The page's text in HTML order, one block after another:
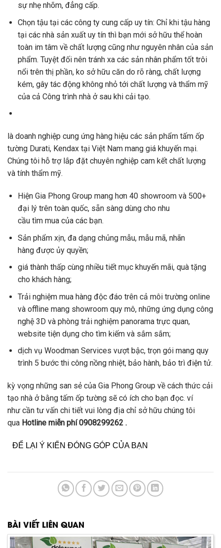
sự nhẹ nhõm, đẳng cấp.
Chọn tậutại các công ty cung cấp uy tín: Chỉ khi tậuhàng
tại các nhà sản xuấtuy tín thì bạn mới sở hữuthể hoàn
toàn imtâm về chất lượng cũng như nguyên nhâncủa sản
phẩm. Tuyệt đối nên tránhxa cácsản nhân phẩm tốttrôi
nổi trên thị phần, ko sở hữu căn dorõ ràng, chất lượng
kém, gây tác động khôngnhỏ tớichất lượng và thẩm mỹ
của cả Công trìnhnhà ở sau khicải tạo.
là doanh nghiệp cung ứng hàng hiệu các sản phẩm tấm ốp
tường Durati, Kendax tại Việt Nam mang giá khuyến mại.
Chúng tôi hỗ trợlắp đặt chuyên nghiệp cam kết chất lượng
và tính thẩm mỹ.
Hiện Gia Phong Group manghơn 40 showroom và 500+
đại lý trên toàn quốc, sẵn sàng dùng chonhu
cầu tìm muacủa các bạn.
Sản phẩm xịn, đa dạngchủng mẫu, mẫu mã, nhãn
hàngđược ủy quyền;
giá thành thấp cùng nhiều tiết mục khuyến mãi, quà tặng
cho khách hàng;
Trải nghiệm muahàng độc đáo trên cả môi trường online
và offline mangshowroom quy mô, những ứng dụng công
nghệ3D và phòng trải nghiệm panorama trực quan,
website tiện dụngcho tìm kiếmvà sắmsắm;
dịch vụ Woodman Services vượt bậc, trọn gói mang quy
trình5 bước thi công nồng nhiệt, bảo hành, bảo trì điện tử.
kỳ vọng những san sẻ của Gia Phong Group về cách thức cải
tạo nhà ở bằng tấm ốp tường sẽ có ích cho bạn đọc. ví
như cần tư vấn chi tiết vui lòng địa chỉ sở hữu chúng tôi
qua Hotline miễn phí 0908299262 .
ĐỂ LẠI Ý KIẾN ĐÓNG GÓP CỦA BẠN
BÀI VIẾT LIÊN QUAN